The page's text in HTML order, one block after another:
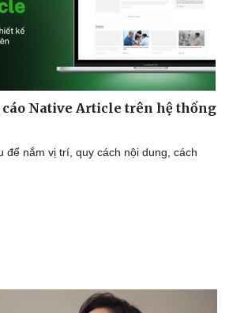
Trải nghiệm
Chuyển đổi số
Native Article trên hệ thống
để nắm vị trí, quy cách nội dung, cách